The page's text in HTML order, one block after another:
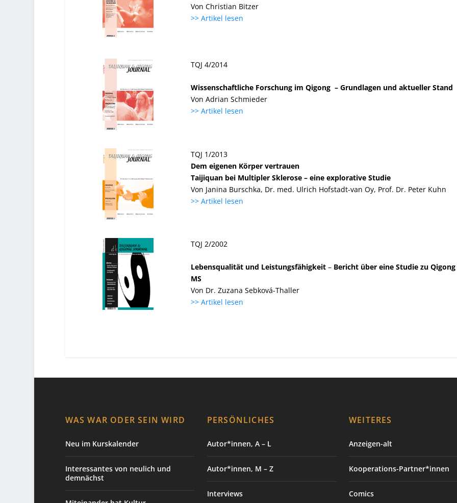
Von Christian Bitzer
>> Artikel lesen
TQJ 4/2014
Wissenschaftliche Forschung im Qigong – Grundlagen und aktueller Stand
Von Adrian Schmieder
>> Artikel lesen
TQJ 1/2013
Dem eigenen Körper vertrauen
Taijiquan bei Multipler Sklerose – eine explorative Studie
Von Janina Burschka, Dr. med. Ulrich Hofstadt-van Oy, Prof. Dr. Peter Kuhn
>> Artikel lesen
TQJ 2/2002
Lebensqualität und Leistungsfähigkeit – Bericht über eine Studie zu
MS
Von Dr. Zuzana Sebková-Thaller
>> Artikel lesen
WAS WAR ODER SEIN WIRD
Neu im Kurskalender
Interessantes von neulich und
demnächst
PERSÖNLICHES
Autor*innen, A – L
Autor*innen, M – Z
Interviews
WEITERES
Anzeigen-alt
Kooperations-Partner*innen
Comics